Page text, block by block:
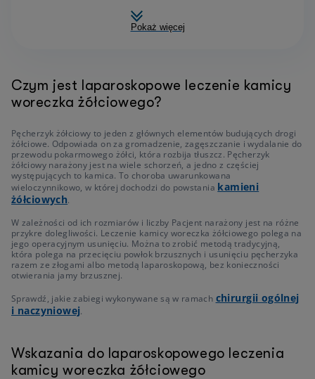
Pokaż więcej
Czym jest laparoskopowe leczenie kamicy
woreczka żółciowego?
Pęcherzyk żółciowy to jeden z głównych elementów budujących drogi
żółciowe. Odpowiada on za gromadzenie, zagęszczanie i wydalanie do
przewodu pokarmowego żółci, która rozbija tłuszcz. Pęcherzyk
żółciowy narażony jest na wiele schorzeń, a jedno z częściej
występujących to kamica. To choroba uwarunkowana
wieloczynnikowo, w której dochodzi do powstania kamieni
żółciowych.
W zależności od ich rozmiarów i liczby Pacjent narażony jest na różne
przykre dolegliwości. Leczenie kamicy woreczka żółciowego polega na
jego operacyjnym usunięciu. Można to zrobić metodą tradycyjną,
która polega na przecięciu powłok brzusznych i usunięciu pęcherzyka
razem ze złogami albo metodą laparoskopową, bez konieczności
otwierania jamy brzusznej.
Sprawdź, jakie zabiegi wykonywane są w ramach chirurgii ogólnej
i naczyniowej.
Wskazania do laparoskopowego leczenia
kamicy woreczka żółciowego